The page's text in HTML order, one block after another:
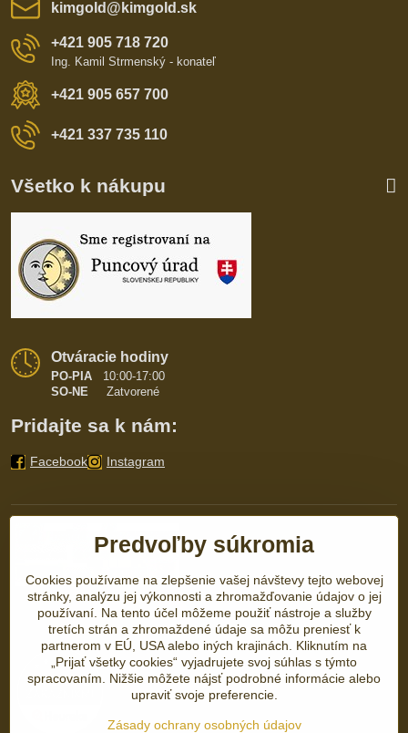
kimgold​@kimgold​.sk
+421 905 718 720
Ing. Kamil Strmenský - konateľ
+421 905 657 700
+421 337 735 110
Všetko k nákupu
Otváracie hodiny
PO-PIA
10:00-17:00
SO-NE Zatvorené
Pridajte sa k nám:
Facebook Instagram
Predvoľby súkromia
Cookies používame na zlepšenie vašej návštevy tejto webovej
stránky, analýzu jej výkonnosti a zhromažďovanie údajov o jej
používaní. Na tento účel môžeme použiť nástroje a služby
tretích strán a zhromaždené údaje sa môžu preniesť k
partnerom v EÚ, USA alebo iných krajinách. Kliknutím na
„Prijať všetky cookies“ vyjadrujete svoj súhlas s týmto
spracovaním. Nižšie môžete nájsť podrobné informácie alebo
upraviť svoje preferencie.
Zásady ochrany osobných údajov